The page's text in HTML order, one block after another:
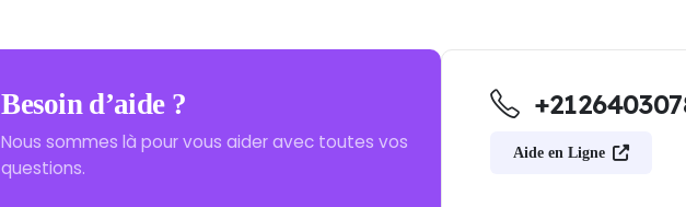
Besoin d’aide ?
Nous sommes là pour vous aider avec toutes vos
questions.
Aide en Ligne